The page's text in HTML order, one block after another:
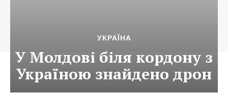
УКРАЇНА
У Молдові біля кордону з
Україною знайдено дрон